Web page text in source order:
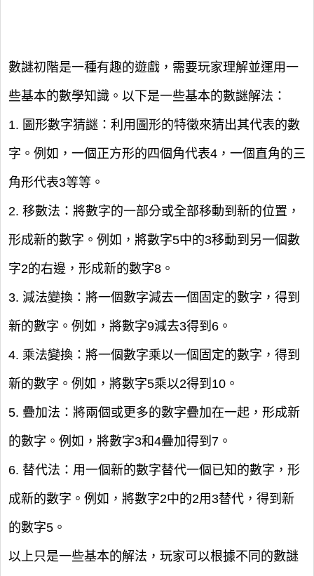
數謎初階是一種有趣的遊戲，需要玩家理解並運用一
些基本的數學知識。以下是一些基本的數謎解法：
1. 圖形數字猜謎：利用圖形的特徵來猜出其代表的數
字。例如，一個正方形的四個角代表4，一個直角的三
角形代表3等等。
2. 移數法：將數字的一部分或全部移動到新的位置，
形成新的數字。例如，將數字5中的3移動到另一個數
字2的右邊，形成新的數字8。
3. 減法變換：將一個數字減去一個固定的數字，得到
新的數字。例如，將數字9減去3得到6。
4. 乘法變換：將一個數字乘以一個固定的數字，得到
新的數字。例如，將數字5乘以2得到10。
5. 疊加法：將兩個或更多的數字疊加在一起，形成新
的數字。例如，將數字3和4疊加得到7。
6. 替代法：用一個新的數字替代一個已知的數字，形
成新的數字。例如，將數字2中的2用3替代，得到新
的數字5。
以上只是一些基本的解法，玩家可以根據不同的數謎